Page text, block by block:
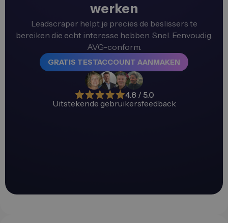
werken
Leadscraper helpt je precies de beslissers te
bereiken die echt interesse hebben. Snel. Eenvoudig.
AVG-conform.
GRATIS TESTACCOUNT AANMAKEN
4.8 / 5.0
Uitstekende gebruikersfeedback